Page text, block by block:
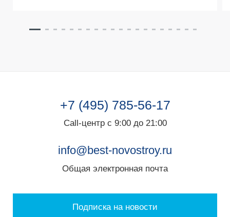
+7 (495) 785-56-17
Call-центр с 9:00 до 21:00
info@best-novostroy.ru
Общая электронная почта
Подписка на новости